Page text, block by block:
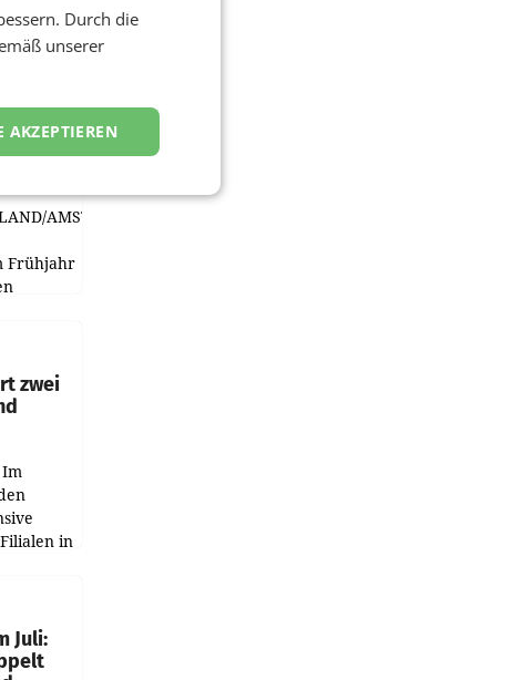
und
viel
AMSTERDAM.
Frühjahr
zwei
Im
in
in
Juli:
Durch die
unserer
AKZEPTIEREN